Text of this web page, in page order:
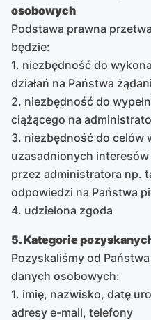
osobowych
Podstawa prawna
będzie:
1. niezbędność do
działań na Państwa
2. niezbędność do
ciążącego na
3. niezbędność do celów
uzasadnionych
przez administratora np.
odpowiedzi na Państwa
4. udzielona zgoda
5. Kategorie
Pozyskaliśmy od
danych osobowych:
1. imię, nazwisko, datę
adresy e-mail, telefony